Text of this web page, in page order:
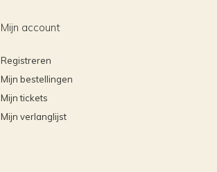
Mijn account
Registreren
Mijn bestellingen
Mijn tickets
Mijn verlanglijst